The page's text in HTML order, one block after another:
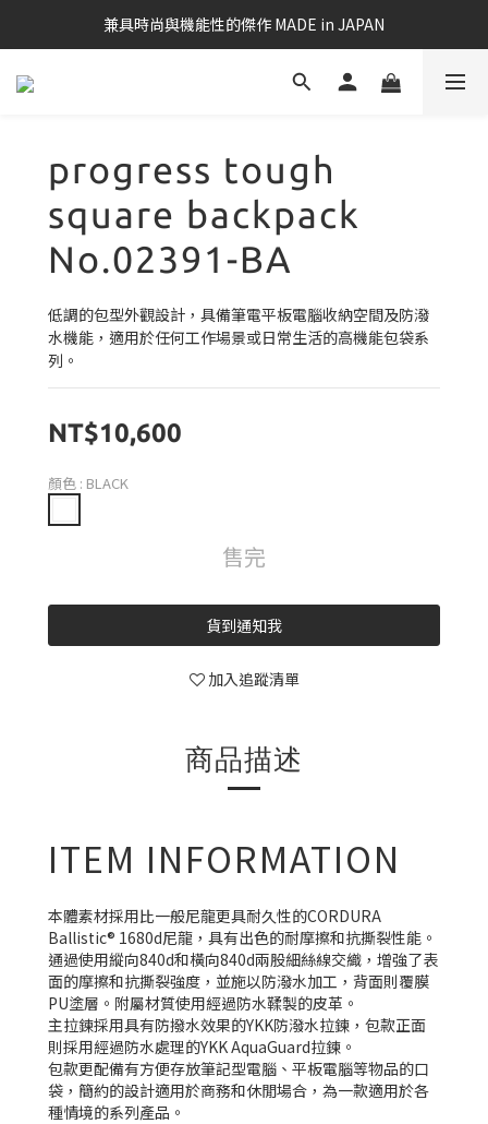
兼具時尚與機能性的傑作 MADE in JAPAN
progress tough
square backpack
No.02391-BA
低調的包型外觀設計，具備筆電平板電腦收納空間及防潑
水機能，適用於任何工作場景或日常生活的高機能包袋系
列。
NT$10,600
顏色 : BLACK
售完
貨到通知我
加入追蹤清單
商品描述
ITEM INFORMATION
本體素材採用比一般尼龍更具耐久性的CORDURA
Ballistic® 1680d尼龍，具有出色的耐摩擦和抗撕裂性能。
通過使用縱向840d和橫向840d兩股細絲線交織，增強了表
面的摩擦和抗撕裂強度，並施以防潑水加工，背面則覆膜
PU塗層。附屬材質使用經過防水鞣製的皮革。
主拉鍊採用具有防撥水效果的YKK防潑水拉鍊，包款正面
則採用經過防水處理的YKK AquaGuard拉鍊。
包款更配備有方便存放筆記型電腦、平板電腦等物品的口
袋，簡約的設計適用於商務和休閒場合，為一款適用於各
種情境的系列產品。